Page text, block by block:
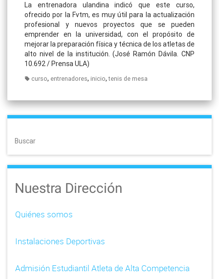
La entrenadora ulandina indicó que este curso,
ofrecido por la Fvtm, es muy útil para la actualización
profesional y nuevos proyectos que se pueden
emprender en la universidad, con el propósito de
mejorar la preparación física y técnica de los atletas de
alto nivel de la institución. (José Ramón Dávila. CNP
10.692 / Prensa ULA)
curso, entrenadores, inicio,tenis de mesa
Buscar
Nuestra Dirección
Quiénes somos
Instalaciones Deportivas
Admisión Estudiantil Atleta de Alta Competencia